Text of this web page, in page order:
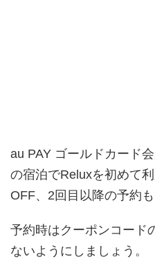
au PAY ゴールドカード
の宿泊でReluxを初めて
OFF、2回目以降の予約
予約時はクーポンコード
ないようにしましょう。